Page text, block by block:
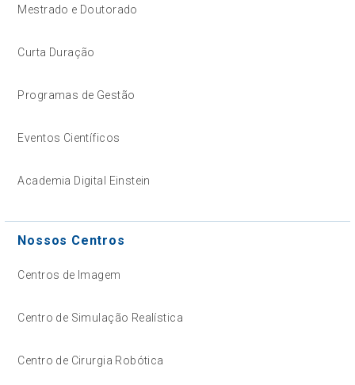
Mestrado e Doutorado
Curta Duração
Programas de Gestão
Eventos Científicos
Academia Digital Einstein
Nossos Centros
Centros de Imagem
Centro de Simulação Realística
Centro de Cirurgia Robótica